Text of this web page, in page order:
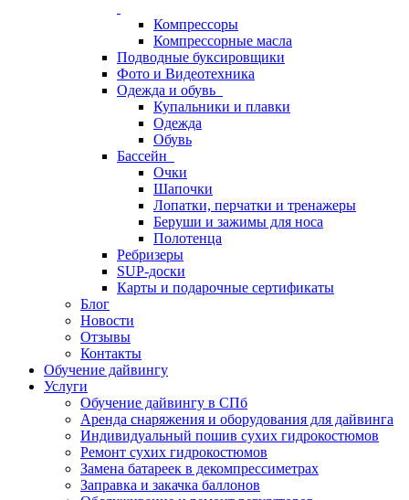
Компрессоры
Компрессорные масла
Подводные буксировщики
Фото и Видеотехника
Одежда и обувь
Купальники и плавки
Одежда
Обувь
Бассейн
Очки
Шапочки
Лопатки, перчатки и тренажеры
Беруши и зажимы для носа
Полотенца
Ребризеры
SUP-доски
Карты и подарочные сертификаты
Блог
Новости
Отзывы
Контакты
Обучение дайвингу
Услуги
Обучение дайвингу в СПб
Аренда снаряжения и оборудования для дайвинга
Индивидуальный пошив сухих гидрокостюмов
Ремонт сухих гидрокостюмов
Замена батареек в декомпрессиметрах
Заправка и закачка баллонов